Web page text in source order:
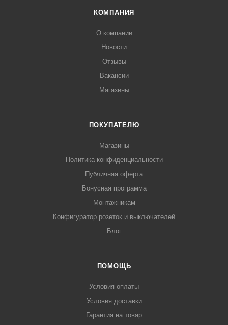
КОМПАНИЯ
О компании
Новости
Отзывы
Вакансии
Магазины
ПОКУПАТЕЛЮ
Магазины
Политика конфиденциальности
Публичная оферта
Бонусная программа
Монтажникам
Конфигуратор розеток и выключателей
Блог
ПОМОЩЬ
Условия оплаты
Условия доставки
Гарантия на товар